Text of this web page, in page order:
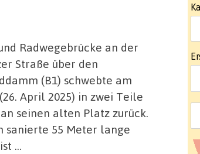
Radwegebrücke an der
Straße über den
(B1) schwebte am
April 2025) in zwei Teile
seinen alten Platz zurück.
sanierte 55 Meter lange
…